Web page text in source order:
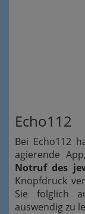
Echo112
Bei Echo112
agierende
Notruf des
Knopfdruck
Sie folglich
auswendig zu